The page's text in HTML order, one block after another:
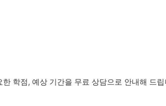
학점, 예상 기간을 무료 상담으로 안내해 드립